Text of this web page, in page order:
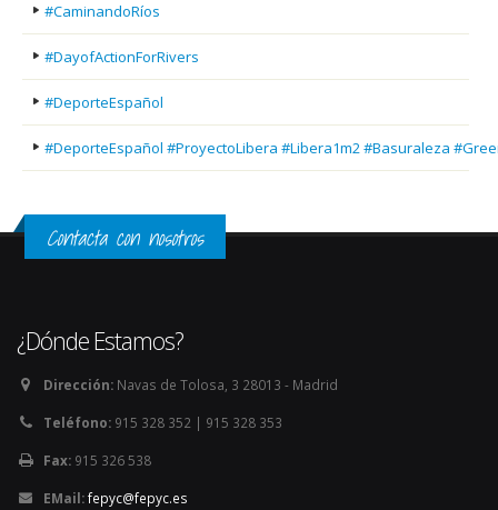
#CaminandoRíos
#DayofActionForRivers
#DeporteEspañol
#DeporteEspañol #ProyectoLibera #Libera1m2 #Basuraleza
Contacta con nosotros
¿Dónde Estamos?
Dirección: Navas de Tolosa, 3 28013 - Madrid
Teléfono: 915 328 352 | 915 328 353
Fax: 915 326 538
EMail:fepyc@fepyc.es